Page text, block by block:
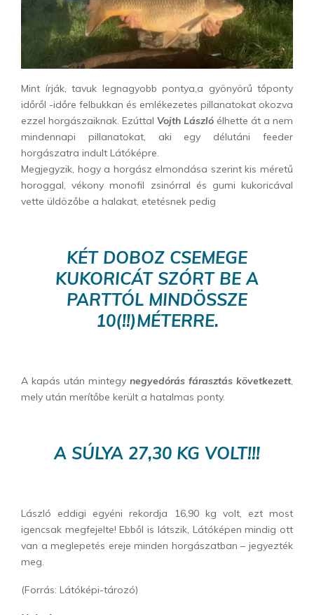
Mint írják, tavuk legnagyobb pontya,a gyönyörű tőponty
időről -időre felbukkan és emlékezetes pillanatokat okozva
ezzel horgászaiknak. Ezúttal Vojth László élhette át a nem
mindennapi pillanatokat, aki egy délutáni feeder
horgászatra indult Látóképre.
Megjegyzik, hogy a horgász elmondása szerint kis méretű
horoggal, vékony monofil zsinórral és gumi kukoricával
vette üldözőbe a halakat, etetésnek pedig
KÉT DOBOZ CSEMEGE
KUKORICÁT SZÓRT BE A
PARTTÓL MINDÖSSZE
10(!!)MÉTERRE.
A kapás után mintegy negyedórás fárasztás következett,
mely után merítőbe került a hatalmas ponty.
A SÚLYA 27,30 KG VOLT!!!
László eddigi egyéni rekordja 16,90 kg volt, ezt most
igencsak megfejelte! Ebből is látszik, Látóképen mindig ott
van a meglepetés ereje minden horgászatban – jegyezték
meg.
(Forrás: Látóképi-tározó)